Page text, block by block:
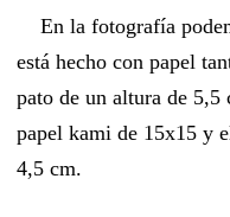
En la fotografía
está hecho con papel
pato de un altura de
papel kami de 15x15 y
4,5 cm.